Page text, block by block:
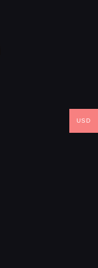
USD